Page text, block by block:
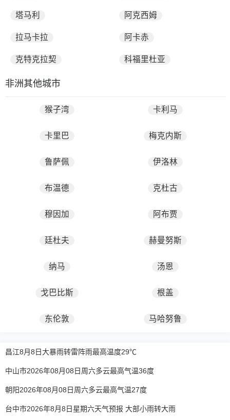
塔马利 阿克西姆
拉马卡拉 阿卡赤
克特克拉契 科福里杜亚
非洲其他城市
猴子湾 卡利马
卡里巴 梅克内斯
鲁萨佩 伊洛林
布温德 克杜古
穆因加 阿布贾
廷杜夫 赫曼努斯
纳马 汤恩
戈巴比斯 根盖
东伦敦 马哈努鲁
昌江8月8日大暴雨转雷阵雨最高温度29℃
中山市2026年08月08日周六多云最高气温36度
朝阳2026年08月08日周六多云最高气温27度
台中市2026年8月8日星期六天气预报 大部小雨转大雨